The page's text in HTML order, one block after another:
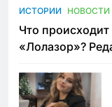
ИСТОРИИ НОВОСТИ
Что происходит
«Лолазор»?